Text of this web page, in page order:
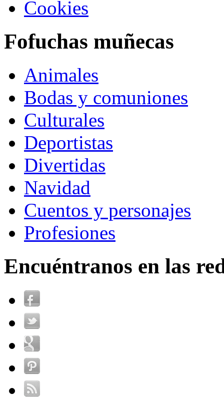
Cookies
Fofuchas muñecas
Animales
Bodas y comuniones
Culturales
Deportistas
Divertidas
Navidad
Cuentos y personajes
Profesiones
Encuéntranos en las